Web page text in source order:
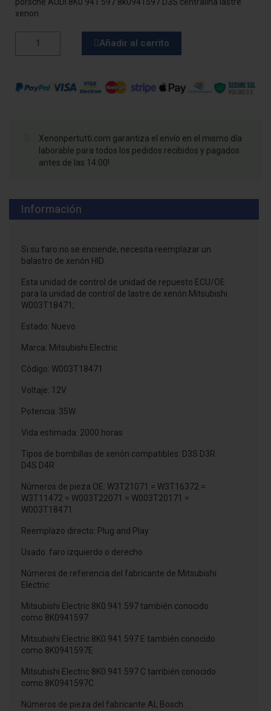
xenon
Añadir al carrito
Xenonpertutti.com garantiza el envío en el mismo día
laborable para todos los pedidos recibidos y pagados
antes de las 14:00!
Información
Si su faro no se enciende, necesita reemplazar un
balastro de xenón HID.
Esta unidad de control de unidad de repuesto ECU/OE
para la unidad de control de lastre de xenón Mitsubishi
W003T18471;
Estado: Nuevo
Marca: Mitsubishi Electric
Código: W003T18471
Voltaje: 12V
Potencia: 35W
Vida estimada: 2000 horas
Tipos de bombillas de xenón compatibles: D3S D3R
D4S D4R
Números de pieza OE: W3T21071 = W3T16372 =
W3T11472 = W003T22071 = W003T20171 =
W003T18471
Reemplazo directo: Plug and Play
Usado: faro izquierdo o derecho
Números de referencia del fabricante de Mitsubishi
Electric:
Mitsubishi Electric 8K0.941.597 también conocido
como 8K0941597
Mitsubishi Electric 8K0.941.597 E también conocido
como 8K0941597E
Mitsubishi Electric 8K0.941.597 C también conocido
como 8K0941597C
Números de pieza del fabricante AL Bosch: